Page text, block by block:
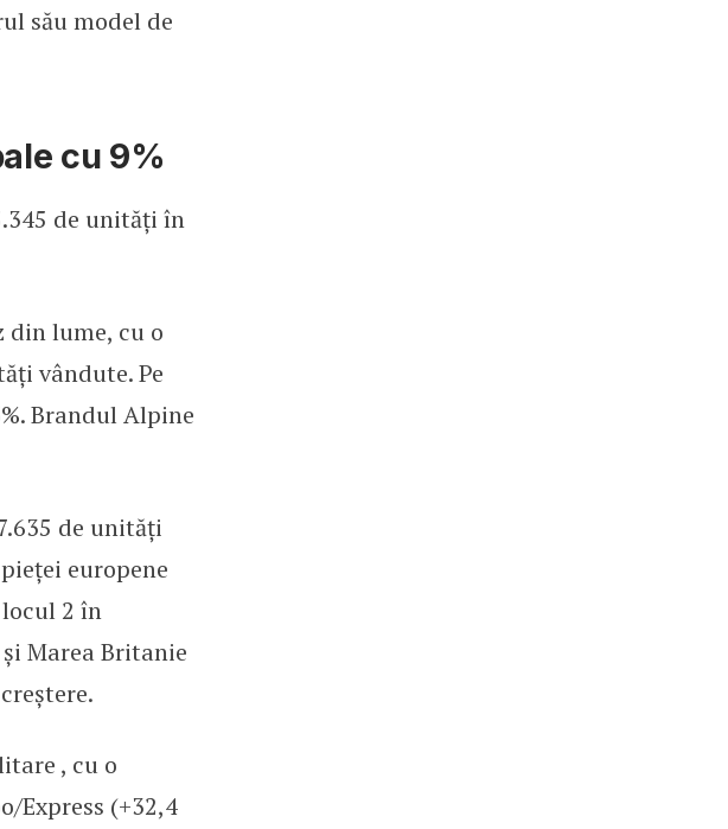
său model de
cu 9%
de unități în
din lume, cu o
vândute. Pe
Brandul Alpine
de unități
europene
2 în
Marea Britanie
, cu o
Express (+32,4